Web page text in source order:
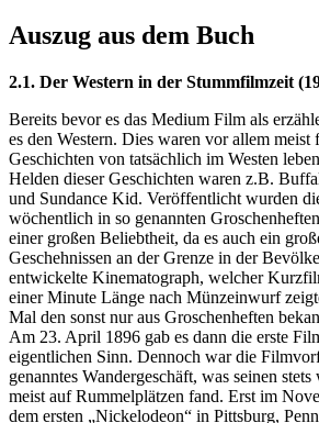
Auszug aus dem Buch
2.1. Der Western in der Stummfilmzeit
Bereits bevor es das Medium Film als
es den Western. Dies waren vor allem meist
Geschichten von tatsächlich im Westen
Helden dieser Geschichten waren z.B.
und Sundance Kid. Veröffentlicht wurden
wöchentlich in so genannten
einer großen Beliebtheit, da es auch ein
Geschehnissen an der Grenze in der
entwickelte Kinematograph, welcher
einer Minute Länge nach Münzeinwurf
Mal den sonst nur aus Groschenheften
Am 23. April 1896 gab es dann die erste
eigentlichen Sinn. Dennoch war die
genanntes Wandergeschäft, was seinen
meist auf Rummelplätzen fand. Erst im
dem ersten „Nickelodeon“ in Pittsburg,